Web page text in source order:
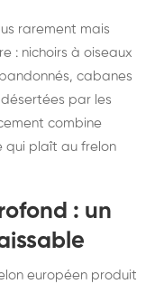
rarement mais
: nichoirs à oiseaux
cabanes
par les
combine
qui plaît au frelon
: un
européen produit